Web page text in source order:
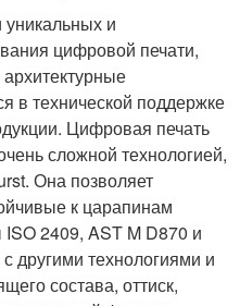
и
цифровой печати,
в технической поддержке
Цифровая печать
сложной технологией,
Она позволяет
к царапинам
2409, AST M D870 и
другими технологиями и
состава, оттиск,